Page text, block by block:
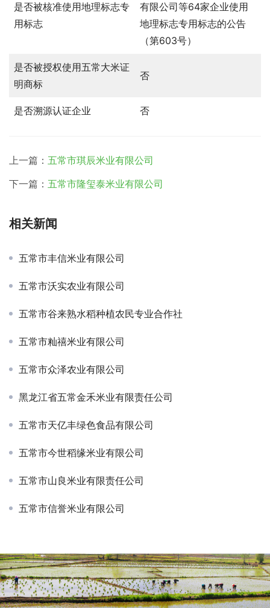
是否被核准使用地理标志专
用标志
有限公司等64家企业使用
地理标志专用标志的公告
（第603号）
是否被授权使用五常大米证
明商标
否
是否溯源认证企业 否
上一篇： 五常市琪辰米业有限公司
下一篇： 五常市隆玺泰米业有限公司
相关新闻
五常市丰信米业有限公司
五常市沃实农业有限公司
五常市谷来熟水稻种植农民专业合作社
五常市籼禧米业有限公司
五常市众泽农业有限公司
黑龙江省五常金禾米业有限责任公司
五常市天亿丰绿色食品有限公司
五常市今世稻缘米业有限公司
五常市山良米业有限责任公司
五常市信誉米业有限公司